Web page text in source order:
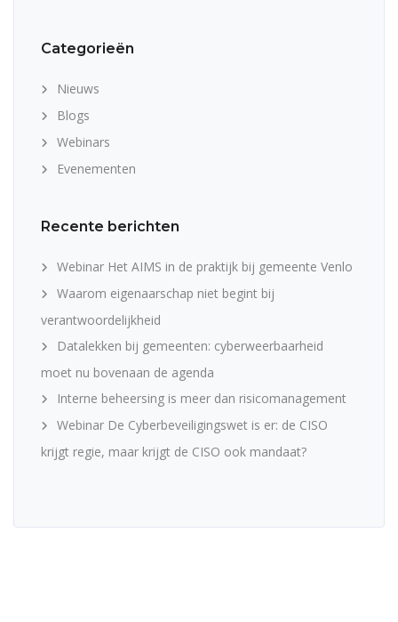
Categorieën
Nieuws
Blogs
Webinars
Evenementen
Recente berichten
Webinar Het AIMS in de praktijk bij gemeente Venlo
Waarom eigenaarschap niet begint bij
verantwoordelijkheid
Datalekken bij gemeenten: cyberweerbaarheid
moet nu bovenaan de agenda
Interne beheersing is meer dan risicomanagement
Webinar De Cyberbeveiligingswet is er: de CISO
krijgt regie, maar krijgt de CISO ook mandaat?